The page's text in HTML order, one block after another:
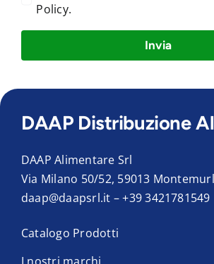
Policy.
Invia
DAAP Distribuzione
DAAP Alimentare Srl
Via Milano 50/52, 59013
daap@daapsrl.it –+39 3421781549
Catalogo Prodotti